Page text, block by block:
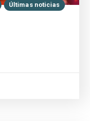
Últimas noticias